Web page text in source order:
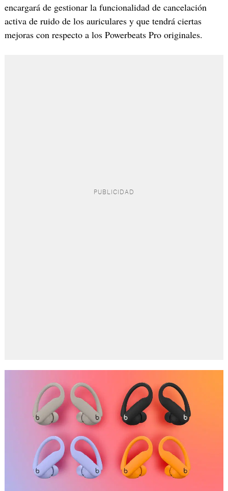
encargará de gestionar la funcionalidad de cancelación
activa de ruido de los auriculares y que tendrá ciertas
mejoras con respecto a los Powerbeats Pro originales.